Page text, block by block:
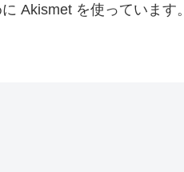
Akismet を使っています。